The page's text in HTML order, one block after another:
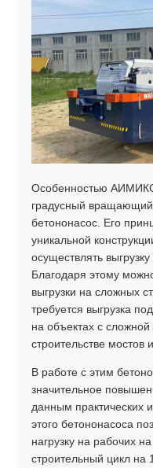
Особенностью
градусный
бетононасос. Его
уникальной
осуществлять
Благодаря этому
выгрузки на сложных
требуется выгрузка
на объектах с
строительстве мостов
В работе с этим
значительное
данным практических
этого бетононасоса
нагрузку на рабочих
строительный цикл на